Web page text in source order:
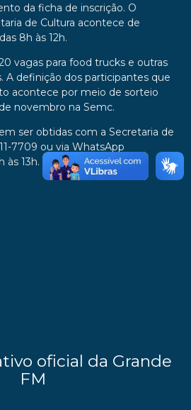
da ficha de inscrição. O
de Cultura acontece de
8h às 12h.
vagas para food trucks e outras
A definição dos participantes que
acontece por meio de sorteio
novembro na Semc.
ser obtidas com a Secretaria de
7709 ou via WhatsApp
às 13h.
oficial da Grande
FM